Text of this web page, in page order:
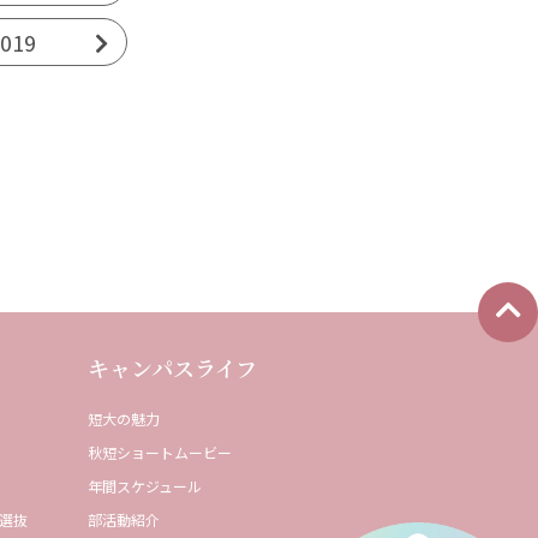
抜
キャンパスライフ
短⼤の魅⼒
秋短ショートムービー
年間スケジュール
部活動紹介